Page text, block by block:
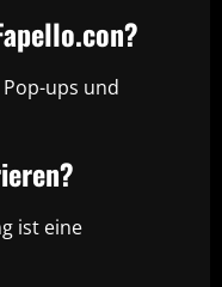
ups und
ist eine